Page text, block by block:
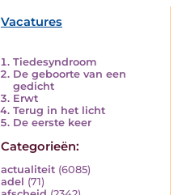
Vacatures
Tiedesyndroom
De geboorte van een
gedicht
Erwt
Terug in het licht
De eerste keer
Categorieën:
actualiteit (6085)
adel (71)